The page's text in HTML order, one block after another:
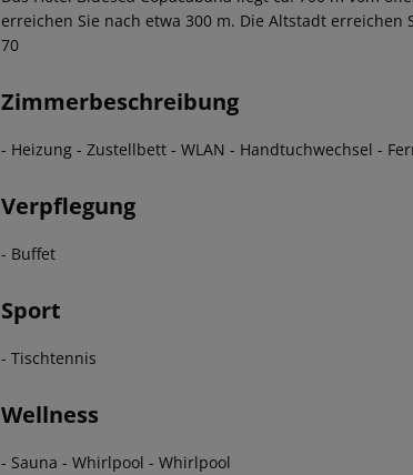
erreichen Sie nach etwa 300 m. Die Altstadt
70
Zimmerbeschreibung
- Heizung - Zustellbett - WLAN - Handtuchwechsel -
Verpflegung
- Buffet
Sport
- Tischtennis
Wellness
- Sauna - Whirlpool - Whirlpool